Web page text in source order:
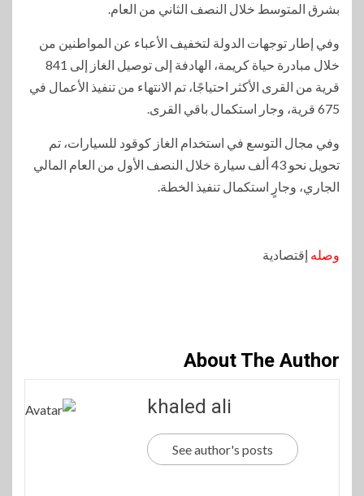
بشرق المتوسط خلال النصف الثاني من العام.
وفي إطار توجهات الدولة لتخفيف الأعباء عن المواطنين من
خلال مبادرة حياة كريمة، الهادفة إلى توصيل الغاز إلى 841
قرية من القرى الأكثر احتياجًا، تم الانتهاء من تنفيذ الأعمال في
675 قرية، وجار استكمال باقي القرى.
وفي مجال التوسع في استخدام الغاز كوقود للسيارات، تم
تحويل نحو 43 ألف سيارة خلال النصف الأول من العام المالي
الجاري، وجارٍ استكمال تنفيذ الخطة.
وصله إقتصادية
About The Author
khaled ali
See author's posts